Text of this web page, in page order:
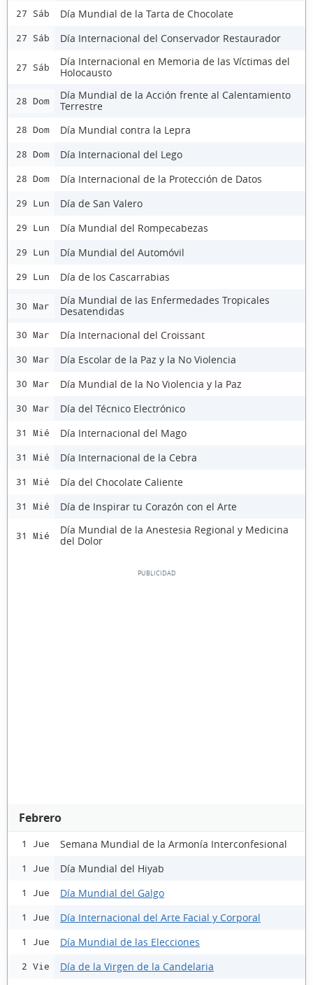
27 Sáb Día Mundial de la Tarta de Chocolate
27 Sáb Día Internacional del Conservador Restaurador
27 Sáb
Día Internacional en Memoria de las Víctimas del
Holocausto
28 Dom
Día Mundial de la Acción frente al Calentamiento
Terrestre
28 Dom Día Mundial contra la Lepra
28 Dom Día Internacional del Lego
28 Dom Día Internacional de la Protección de Datos
29 Lun Día de San Valero
29 Lun Día Mundial del Rompecabezas
29 Lun Día Mundial del Automóvil
29 Lun Día de los Cascarrabias
30 Mar
Día Mundial de las Enfermedades Tropicales
Desatendidas
30 Mar Día Internacional del Croissant
30 Mar Día Escolar de la Paz y la No Violencia
30 Mar Día Mundial de la No Violencia y la Paz
30 Mar Día del Técnico Electrónico
31 Mié Día Internacional del Mago
31 Mié Día Internacional de la Cebra
31 Mié Día del Chocolate Caliente
31 Mié Día de Inspirar tu Corazón con el Arte
31 Mié
Día Mundial de la Anestesia Regional y Medicina
del Dolor
Febrero
1 Jue Semana Mundial de la Armonía Interconfesional
1 Jue Día Mundial del Hiyab
1 Jue Día Mundial del Galgo
1 Jue Día Internacional del Arte Facial y Corporal
1 Jue Día Mundial de las Elecciones
2 Vie Día de la Virgen de la Candelaria